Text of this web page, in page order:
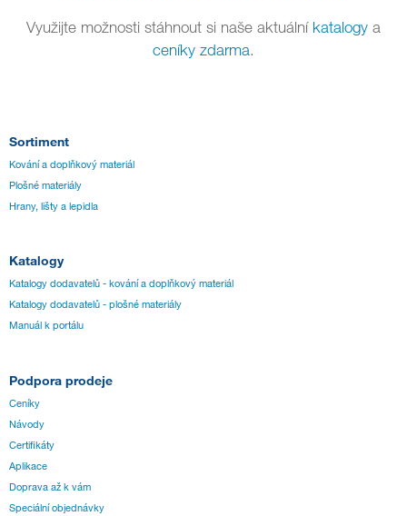
Využijte možnosti stáhnout si naše aktuální katalogy a
ceníky zdarma
Sortiment
Kování a doplňkový materiál
Plošné materiály
Hrany, lišty a lepidla
Katalogy
Katalogy dodavatelů - kování a doplňkový materiál
Katalogy dodavatelů - plošné materiály
Manuál k portálu
Podpora prodeje
Ceníky
Návody
Certifikáty
Aplikace
Doprava až k vám
Speciální objednávky